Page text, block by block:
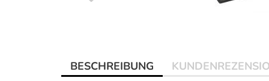
BESCHREIBUNG